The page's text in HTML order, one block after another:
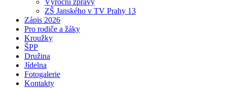
Výroční zprávy
ZŠ Janského v TV Prahy 13
Zápis 2026
Pro rodiče a žáky
Kroužky
ŠPP
Družina
Jídelna
Fotogalerie
Kontakty